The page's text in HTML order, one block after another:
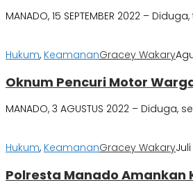
MANADO, 15 SEPTEMBER 2022 –
Hukum, KeamananGracey Wakary
Oknum Pencuri Motor
MANADO, 3 AGUSTUS 2022 –
Hukum, KeamananGracey WakaryJuli
Polresta Manado Amankan